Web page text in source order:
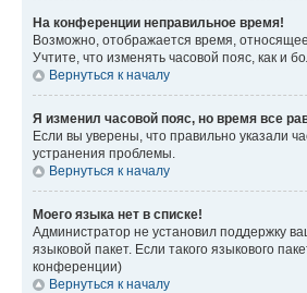
На конференции неправильное время!
Возможно, отображается время,
Учтите, что изменять часовой пояс, как и
Вернуться к началу
Я изменил часовой пояс, но время все
Если вы уверены, что правильно указали
устранения проблемы.
Вернуться к началу
Моего языка нет в списке!
Администратор не установил поддержку
языковой пакет. Если такого языкового
конференции)
Вернуться к началу